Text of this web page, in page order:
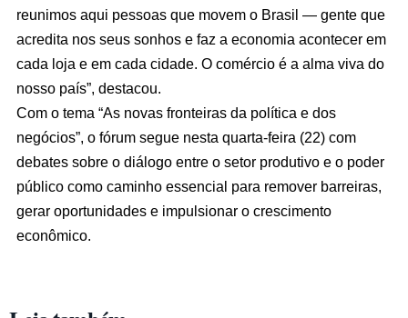
reunimos aqui pessoas que movem o Brasil — gente que
acredita nos seus sonhos e faz a economia acontecer em
cada loja e em cada cidade. O comércio é a alma viva do
nosso país”, destacou.
Com o tema “As novas fronteiras da política e dos
negócios”, o fórum segue nesta quarta-feira (22) com
debates sobre o diálogo entre o setor produtivo e o poder
público como caminho essencial para remover barreiras,
gerar oportunidades e impulsionar o crescimento
econômico.